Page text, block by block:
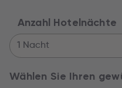
Anzahl Hotelnächte
1 Nacht
Wählen Sie Ihren